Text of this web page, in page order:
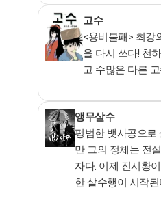
고수
<용비불패> 최강
을 다시 쓰다! 천
고 수많은 다른
앵무살수
평범한 뱃사공으로
만 그의 정체는 전
자다. 이제 진시황
한 살수행이 시작된